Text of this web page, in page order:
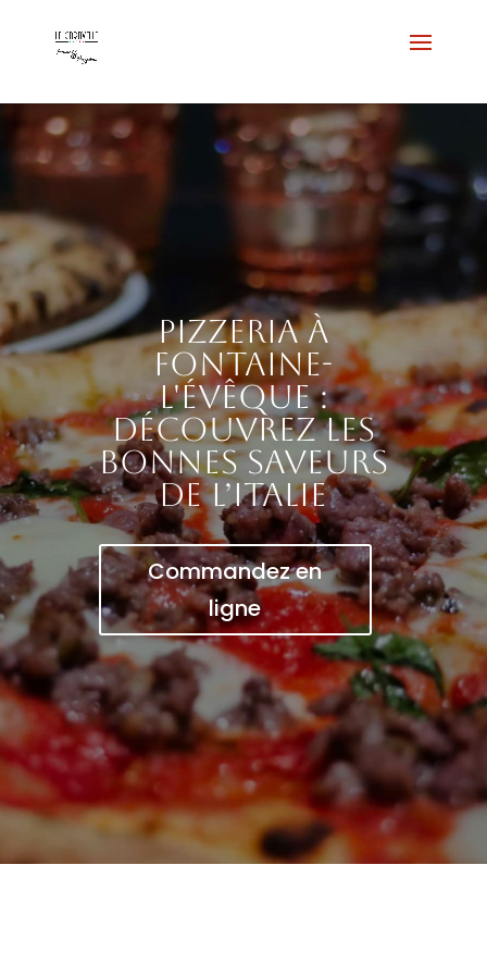
Pizzeria à
Fontaine-
l'Évêque :
découvrez les
bonnes saveurs
de l’Italie
Commandez en
ligne